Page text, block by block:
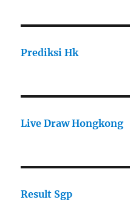
Prediksi Hk
Live Draw Hongkong
Result Sgp